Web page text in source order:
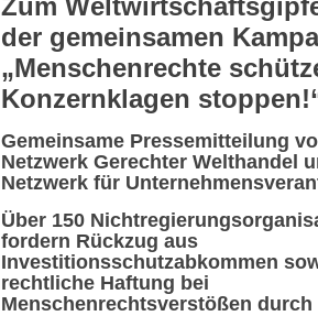
Zum
der gemeinsamen
„Menschenrechte
Konzernklagen
Gemeinsame Pressemitteilung
Netzwerk Gerechter Welthandel
Netzwerk für
Über 150
fordern Rückzug aus
Investitionsschutzabkommen
rechtliche Haftung bei
Menschenrechtsverstößen durch